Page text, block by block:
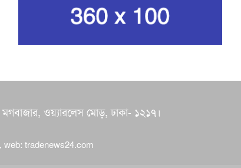
ইরানের সর্বোচ্চ ধর্মীয় নেতা
খামেনি নিহত
জিসানের সেঞ্চুরি আর হাসানের
মগবাজার, ওয়্যারলেস মোড়, ঢাকা- ১২১৭।
, web:tradenews24.com